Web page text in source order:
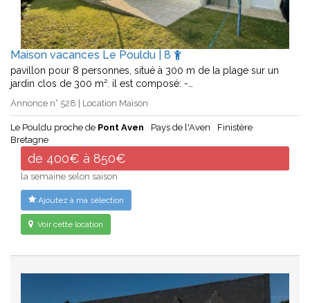
Maison vacances Le Pouldu | 8
pavillon pour 8 personnes, situé à 300 m de la plage sur un
jardin clos de 300 m². il est composé: -…
Annonce n° 528 | Location Maison
Le Pouldu proche de Pont Aven Pays de l'Aven
Finistère
Bretagne
de 400€ à 850€
la semaine selon saison
Ajoutez à ma sélection
Voir cette location